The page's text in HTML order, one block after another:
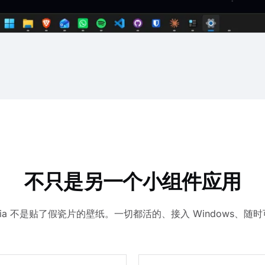
不只是另一个小组件应用
不是贴了假瓷片的壁纸。一切都活的、接入 Windows、随时